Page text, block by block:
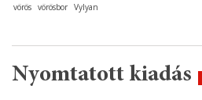
vörös vörösbor Vylyan
Nyomtatott kiadás